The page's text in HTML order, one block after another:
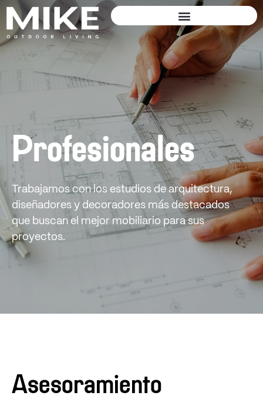
Profesionales
Trabajamos con los estudios de arquitectura,
diseñadores y decoradores más destacados
que buscan el mejor mobiliario para sus
proyectos.
Asesoramiento